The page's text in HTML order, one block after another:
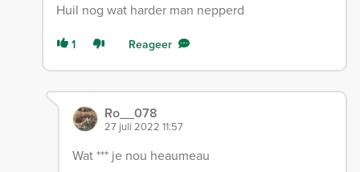
Huil nog wat harder man nepperd
1 Reageer
Ro__078
27 juli 2022 11:57
Wat *** je nou heaumeau